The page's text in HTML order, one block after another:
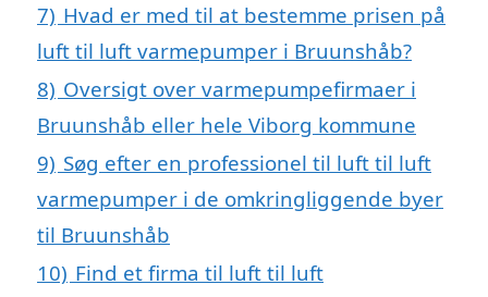
7) Hvad er med til at bestemme prisen på
luft til luft varmepumper i Bruunshåb?
8) Oversigt over varmepumpefirmaer i
Bruunshåb eller hele Viborg kommune
9) Søg efter en professionel til luft til luft
varmepumper i de omkringliggende byer
til Bruunshåb
10) Find et firma til luft til luft